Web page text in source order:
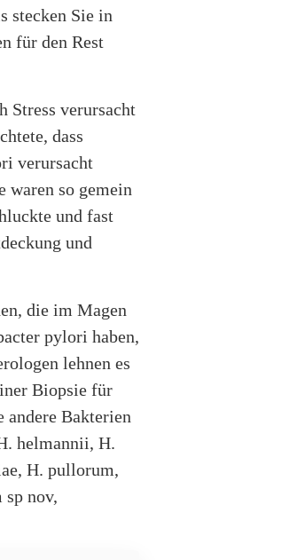
stecken Sie in
für den Rest
Stress verursacht
dass
verursacht
so gemein
und fast
und
die im Magen
pylori haben,
lehnen es
Biopsie für
andere Bakterien
helmannii, H.
H. pullorum,
nov,